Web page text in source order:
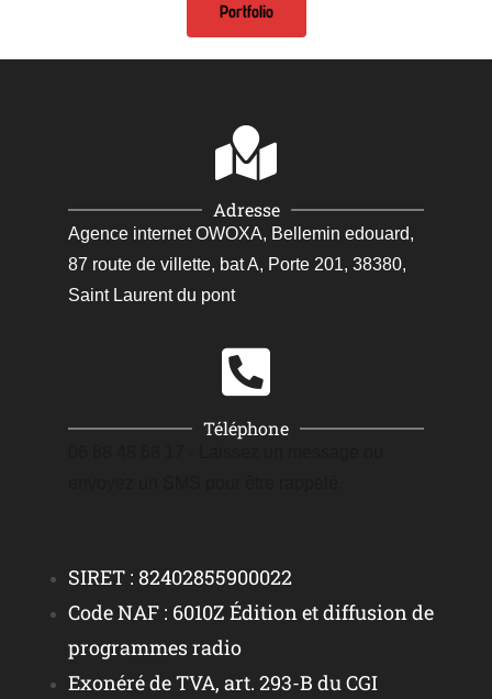
Portfolio
Adresse
Agence internet OWOXA, Bellemin edouard,
87 route de villette, bat A, Porte 201, 38380,
Saint Laurent du pont
Téléphone
SIRET : 82402855900022
Code NAF : 6010Z Édition et diffusion de
programmes radio
Exonéré de TVA, art. 293-B du CGI